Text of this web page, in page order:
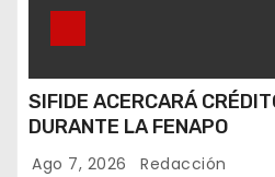
SIFIDE ACERCARÁ
DURANTE LA FENAPO
Ago 7, 2026 Redacción